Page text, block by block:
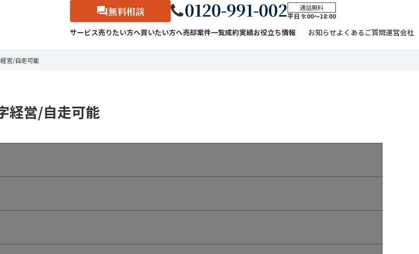
無料相談 0120-991-002
通話無料
平日 9:00〜18:00
サービス売りたい方へ買いたい方へ売却案件一覧成約実績お役立ち情報 お知らせよくあるご質問運営会社
営/自走可能
経営/自走可能